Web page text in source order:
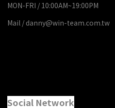
MON-FRI / 10:00AM~19:00PM
Mail / danny@win-team.com.tw
Social Network